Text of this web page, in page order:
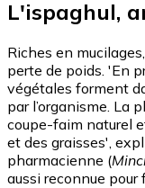
L'ispaghul,
Riches en
perte de poids. 'En
végétales forment
par l’organisme. La
coupe-faim naturel
et des graisses',
pharmacienne (
aussi reconnue pour